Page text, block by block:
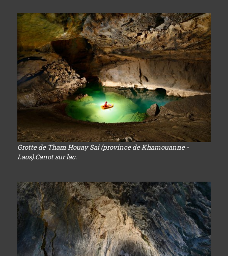
Grotte de Tham Houay Sai (province de Khamouanne -
Laos).Canot sur lac.